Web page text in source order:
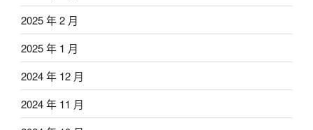
2025 年 2 月
2025 年 1 月
2024 年 12 月
2024 年 11 月